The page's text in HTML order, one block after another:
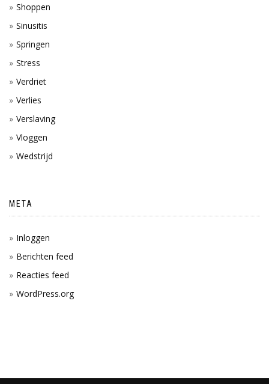
Shoppen
Sinusitis
Springen
Stress
Verdriet
Verlies
Verslaving
Vloggen
Wedstrijd
META
Inloggen
Berichten feed
Reacties feed
WordPress.org